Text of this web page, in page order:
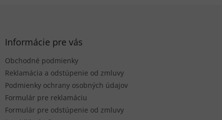
Informácie pre vás
Obchodné podmienky
Reklamácia a odstúpenie od zmluvy
Podmienky ochrany osobných údajov
Formulár pre reklamáciu
Formulár pre odstúpenie od zmluvy